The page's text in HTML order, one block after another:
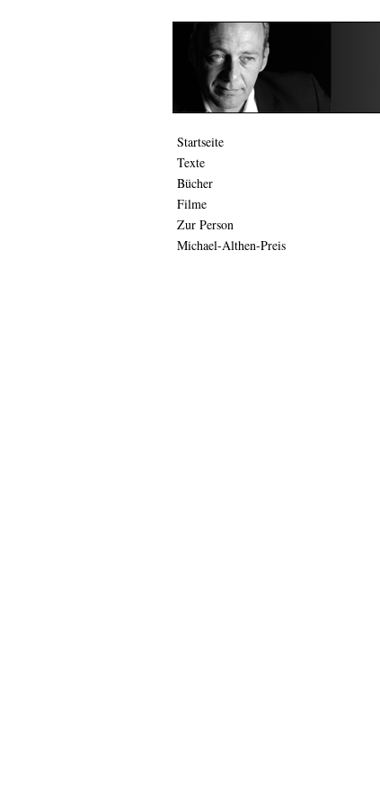
Startseite
Texte
Bücher
Filme
Zur Person
Michael-Althen-Preis